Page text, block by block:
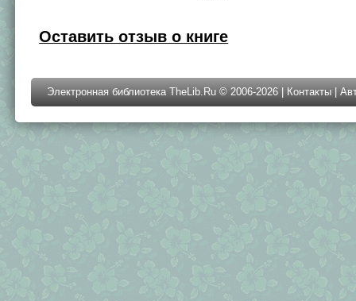
Оставить отзыв о книге
Электронная библиотека TheLib.Ru © 2006-2026 | Контакты |